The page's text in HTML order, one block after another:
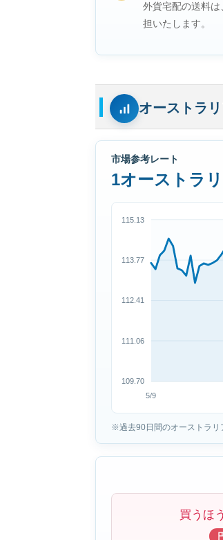
外貨宅配の送料
担いたします。
オーストラ
市場参考レート
1オーストラ
109.70
111.06
112.41
113.77
115.13
5/9
※過去90日間のオーストラリ
買うほ